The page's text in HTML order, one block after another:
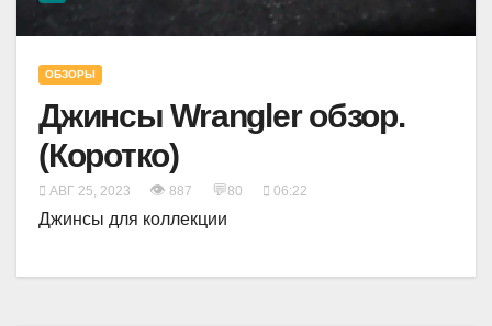
ОБЗОРЫ
Джинсы Wrangler обзор.
(Коротко)
АВГ 25, 2023 👁 887 💬80 06:22
Джинсы для коллекции